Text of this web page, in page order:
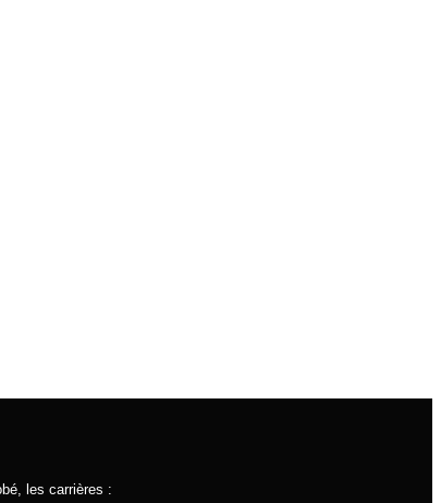
les carrières :